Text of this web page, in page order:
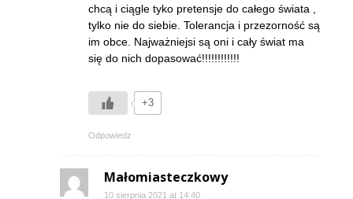
chcą i ciągle tyko pretensje do całego świata ,
tylko nie do siebie. Tolerancja i przezorność są
im obce. Najważniejsi są oni i cały świat ma
się do nich dopasować!!!!!!!!!!!!
+3
Odpowiedz
Małomiasteczkowy
10 sierpnia 2021 at 14:40